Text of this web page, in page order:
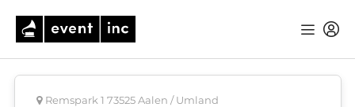
Remspark 1 73525 Aalen / Umland